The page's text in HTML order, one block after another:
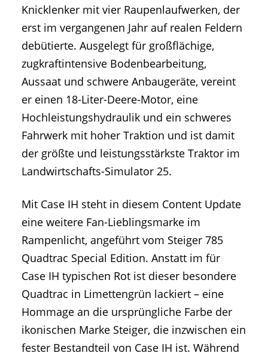
Knicklenker mit vier Raupenlaufwerken, der
erst im vergangenen Jahr auf realen Feldern
debütierte. Ausgelegt für großflächige,
zugkraftintensive Bodenbearbeitung,
Aussaat und schwere Anbaugeräte, vereint
er einen 18-Liter-Deere-Motor, eine
Hochleistungshydraulik und ein schweres
Fahrwerk mit hoher Traktion und ist damit
der größte und leistungsstärkste Traktor im
Landwirtschafts-Simulator 25.
Mit Case IH steht in diesem Content Update
eine weitere Fan-Lieblingsmarke im
Rampenlicht, angeführt vom Steiger 785
Quadtrac Special Edition. Anstatt im für
Case IH typischen Rot ist dieser besondere
Quadtrac in Limettengrün lackiert – eine
Hommage an die ursprüngliche Farbe der
ikonischen Marke Steiger, die inzwischen ein
fester Bestandteil von Case IH ist. Während